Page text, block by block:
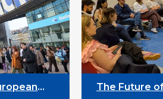
The Future of